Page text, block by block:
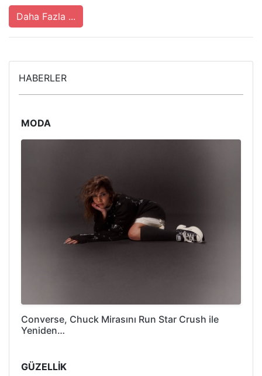
Daha Fazla ...
HABERLER
MODA
Converse, Chuck Mirasını Run Star Crush ile
Yeniden…
GÜZELLİK